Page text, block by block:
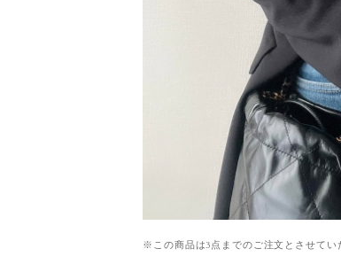
※この商品は3点までのご注文とさせてい